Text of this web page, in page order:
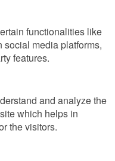
functionalities like
social media platforms,
features.
and analyze the
which helps in
the visitors.